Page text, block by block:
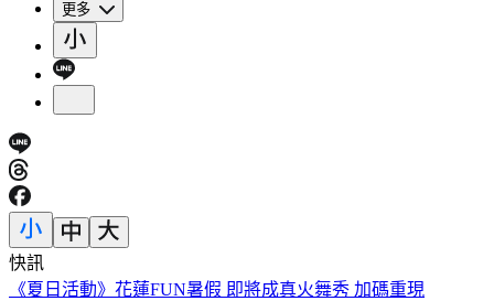
更多
快訊
188萬《龍藏經》賣掉了！大戶不甩7折 店員爆「付現買原